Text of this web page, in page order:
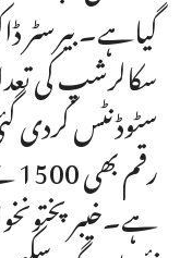
گیاہے۔ بیرسٹر
سٹوڈنٹس